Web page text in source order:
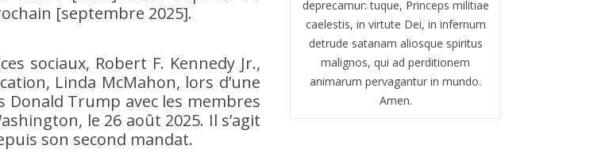
[septembre 2025].
sociaux, Robert F. Kennedy Jr.,
Linda McMahon, lors d’une
Trump avec les membres
le 26 août 2025. Il s’agit
son second mandat.
deprecamur: tuque, Princeps militiae
caelestis, in virtute Dei, in infernum
detrude satanam aliosque spiritus
malignos, qui ad perditionem
animarum pervagantur in mundo.
Amen.